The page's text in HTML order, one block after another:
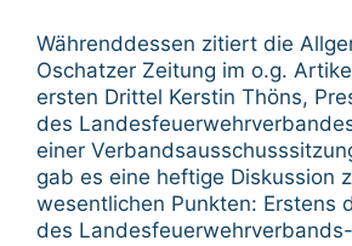
Währenddessen zitiert die
Oschatzer Zeitung im o.g.
ersten Drittel Kerstin Thöns,
des
einer
gab es eine heftige Diskussion
wesentlichen Punkten: Erstens
des